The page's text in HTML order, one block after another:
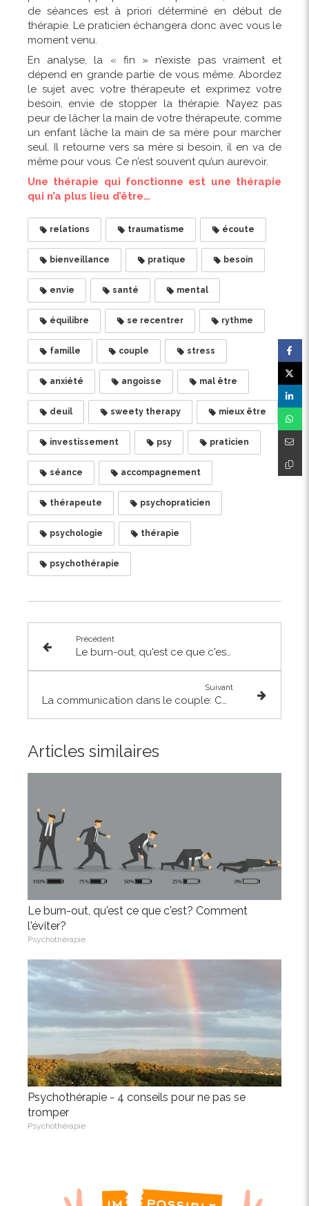
de séances est à priori déterminé en début de
thérapie. Le praticien échangera donc avec vous le
moment venu.
En analyse, la « fin » n’existe pas vraiment et
dépend en grande partie de vous même. Abordez
le sujet avec votre thérapeute et exprimez votre
besoin, envie de stopper la thérapie. N’ayez pas
peur de lâcher la main de votre thérapeute, comme
un enfant lâche la main de sa mère pour marcher
seul. Il retourne vers sa mère si besoin, il en va de
même pour vous. Ce n’est souvent qu’un aurevoir.
Une thérapie qui fonctionne est une thérapie
qui n’a plus lieu d’être…
relations traumatisme écoute
bienveillance pratique besoin
envie santé mental
équilibre se recentrer rythme
famille couple stress
anxiété angoisse mal être
deuil sweety therapy mieux être
investissement psy praticien
séance accompagnement
thérapeute psychopraticien
psychologie thérapie
psychothérapie
Précédent
Le burn-out, qu'est ce que c'est? Comment l'éviter?
Suivant
La communication dans le couple: Comment la rétablir
Articles similaires
Le burn-out, qu'est ce que c'est? Comment
l'éviter?
Psychothérapie
Psychothérapie - 4 conseils pour ne pas se
tromper
Psychothérapie